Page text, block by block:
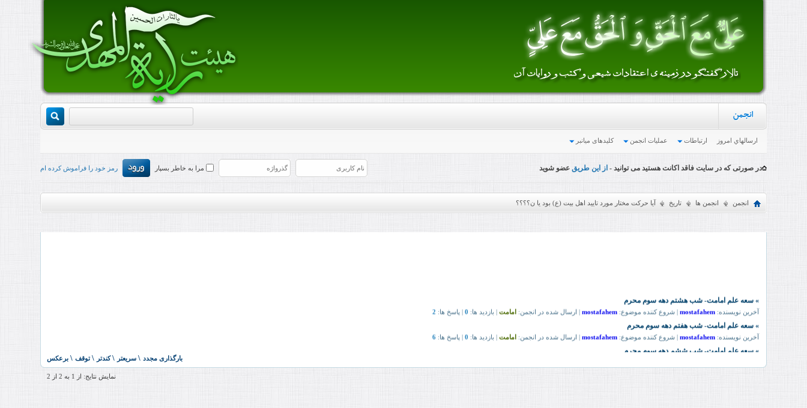
انجمن
ارسالهاي امروز ارتباطات عملیات انجمن کلیدهای میانبر
در صورتی که در سایت فاقد اکانت هستید می توانید - از این طریقعضو شوید مرا به خاطر بسپار رمز خود را فراموش کرده ام
انجمن انجمن ها تاریخ آیا حرکت مختار مورد تایید اهل بیت (ع) بود یا ن؟؟؟؟
نمایش نتایج: از 1 به 2 از 2